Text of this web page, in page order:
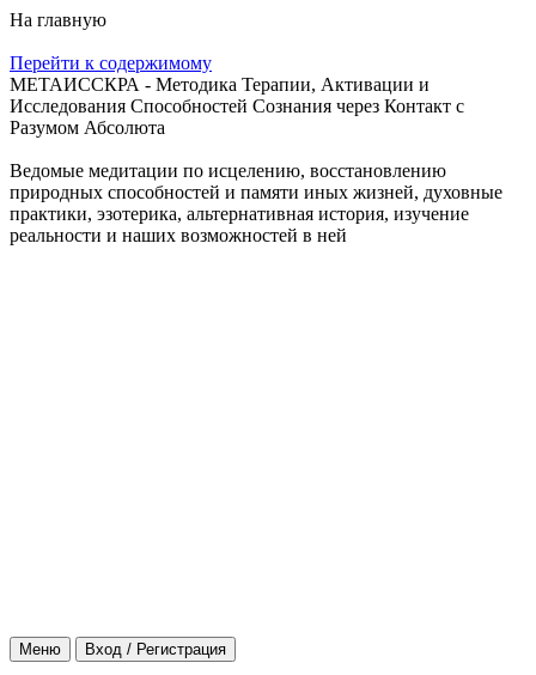
На главную
Перейти к содержимому
МЕТАИССКРА - Методика Терапии, Активации и
Исследования Способностей Сознания через Контакт с
Разумом Абсолюта
Ведомые медитации по исцелению, восстановлению
природных способностей и памяти иных жизней, духовные
практики, эзотерика, альтернативная история, изучение
реальности и наших возможностей в ней
Меню Вход / Регистрация